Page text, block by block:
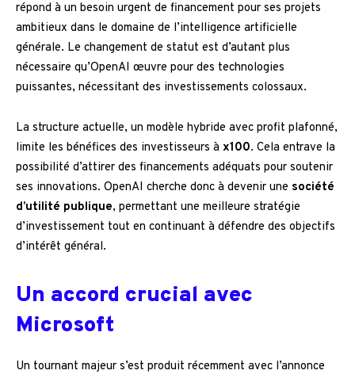
répond à un besoin urgent de financement pour ses projets
ambitieux dans le domaine de l’intelligence artificielle
générale. Le changement de statut est d’autant plus
nécessaire qu’OpenAI œuvre pour des technologies
puissantes, nécessitant des investissements colossaux.
La structure actuelle, un modèle hybride avec profit plafonné,
limite les bénéfices des investisseurs à x100. Cela entrave la
possibilité d’attirer des financements adéquats pour soutenir
ses innovations. OpenAI cherche donc à devenir une société
d’utilité publique, permettant une meilleure stratégie
d’investissement tout en continuant à défendre des objectifs
d’intérêt général.
Un accord crucial avec
Microsoft
Un tournant majeur s’est produit récemment avec l’annonce